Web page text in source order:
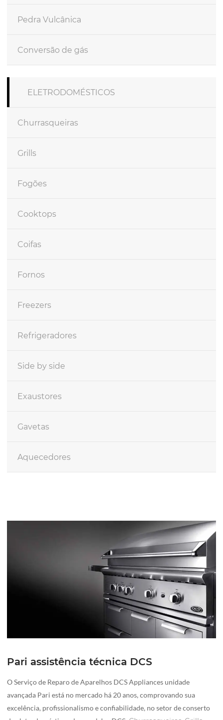
Pedra Vulcânica
Conversão de gás
ELETRODOMÉSTICOS
Churrasqueiras
Grills
Fogões
Cooktops
Coifas
Fornos
Freezers
Refrigeradores
Side by side
Exaustores
Gavetas
Aquecedores
Pari assistência técnica DCS
O Serviço de Reparo de Aparelhos DCS Appliances unidade
avançada Pari está no mercado há 20 anos, comprovando sua
excelência, profissionalismo e confiabilidade, no setor de conserto